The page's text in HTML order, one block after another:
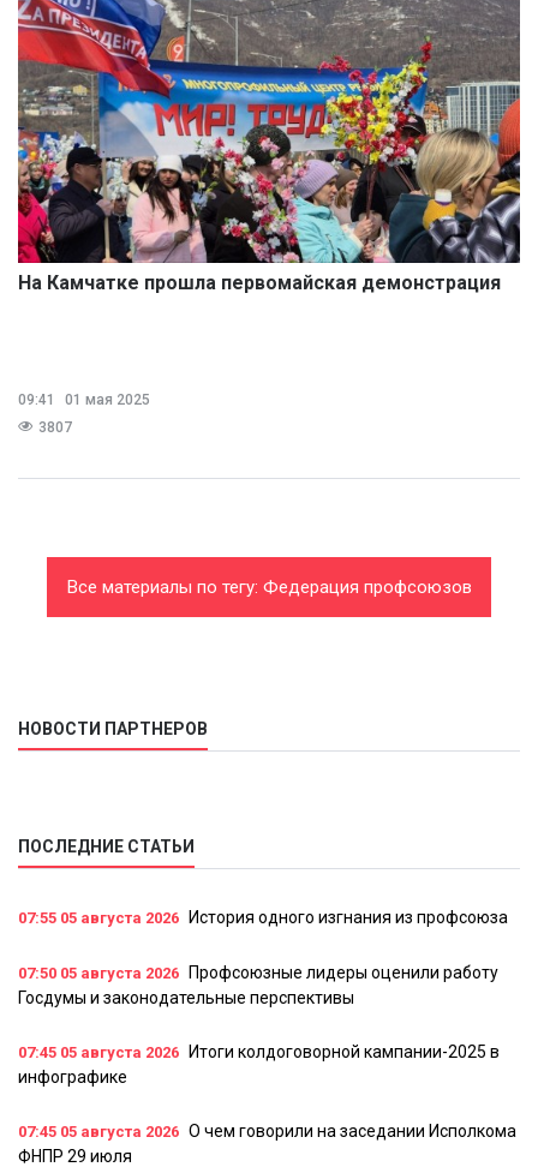
На Камчатке прошла первомайская демонстрация
09:41
01 мая 2025
3807
Все материалы по тегу: Федерация профсоюзов
НОВОСТИ ПАРТНЕРОВ
ПОСЛЕДНИЕ СТАТЬИ
07:55 05 августа 2026 История одного изгнания из профсоюза
07:50 05 августа 2026
Профсоюзные лидеры оценили работу
Госдумы и законодательные перспективы
07:45 05 августа 2026
Итоги колдоговорной кампании-2025 в
инфографике
07:45 05 августа 2026 О чем говорили на заседании Исполкома
ФНПР 29 июля